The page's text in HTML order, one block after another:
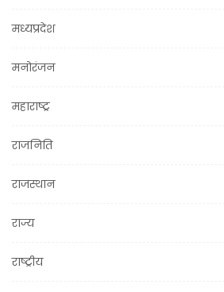
मध्यप्रदेश
मनोरंजन
महाराष्ट्र
राजनिति
राजस्थान
राज्य
राष्ट्रीय